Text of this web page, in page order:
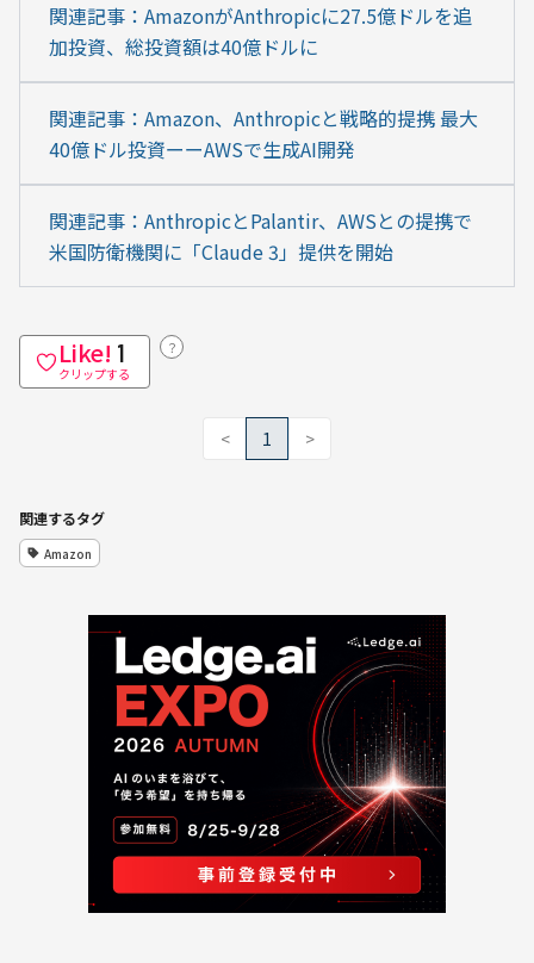
関連記事：AmazonがAnthropicに27.5億ドルを追
加投資、総投資額は40億ドルに
関連記事：Amazon、Anthropicと戦略的提携 最大
40億ドル投資ーーAWSで生成AI開発
関連記事：AnthropicとPalantir、AWSとの提携で
米国防衛機関に「Claude 3」提供を開始
Like! 1
クリップする
？
< 1 >
関連するタグ
Amazon